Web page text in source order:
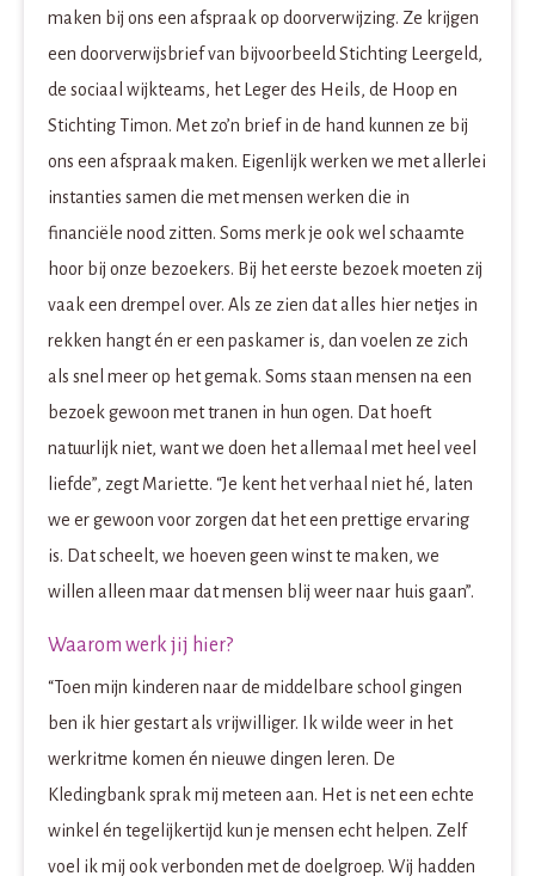
maken bij ons een afspraak op doorverwijzing. Ze krijgen
een doorverwijsbrief van bijvoorbeeld Stichting Leergeld,
de sociaal wijkteams, het Leger des Heils, de Hoop en
Stichting Timon. Met zo’n brief in de hand kunnen ze bij
ons een afspraak maken. Eigenlijk werken we met allerlei
instanties samen die met mensen werken die in
financiële nood zitten. Soms merk je ook wel schaamte
hoor bij onze bezoekers. Bij het eerste bezoek moeten zij
vaak een drempel over. Als ze zien dat alles hier netjes in
rekken hangt én er een paskamer is, dan voelen ze zich
als snel meer op het gemak. Soms staan mensen na een
bezoek gewoon met tranen in hun ogen. Dat hoeft
natuurlijk niet, want we doen het allemaal met heel veel
liefde”, zegt Mariette. “Je kent het verhaal niet hé, laten
we er gewoon voor zorgen dat het een prettige ervaring
is. Dat scheelt, we hoeven geen winst te maken, we
willen alleen maar dat mensen blij weer naar huis gaan”.
Waarom werk jij hier?
“Toen mijn kinderen naar de middelbare school gingen
ben ik hier gestart als vrijwilliger. Ik wilde weer in het
werkritme komen én nieuwe dingen leren. De
Kledingbank sprak mij meteen aan. Het is net een echte
winkel én tegelijkertijd kun je mensen echt helpen. Zelf
voel ik mij ook verbonden met de doelgroep. Wij hadden